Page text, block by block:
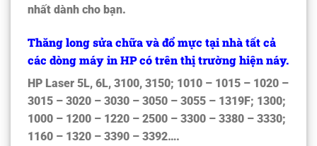
nhất dành cho bạn.
Thăng long sửa chữa và đổ mực tại nhà tất cả
các dòng máy in HP có trên thị trường hiện náy.
HP Laser 5L, 6L, 3100, 3150; 1010 – 1015 – 1020 –
3015 – 3020 – 3030 – 3050 – 3055 – 1319F; 1300;
1000 – 1200 – 1220 – 2500 – 3300 – 3380 – 3330;
1160 – 1320 – 3390 – 3392….